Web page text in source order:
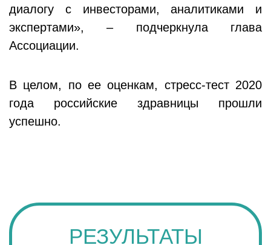
диалогу с инвесторами, аналитиками и
экспертами», – подчеркнула глава
Ассоциации.
В целом, по ее оценкам, стресс-тест 2020
года российские здравницы прошли
успешно.
РЕЗУЛЬТАТЫ